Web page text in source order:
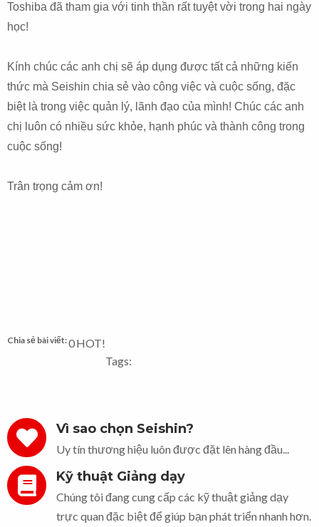
Toshiba đã tham gia với tinh thần rất tuyệt vời trong hai ngày
học!
Kính chúc các anh chị sẽ áp dụng được tất cả những kiến
thức mà Seishin chia sẻ vào công việc và cuộc sống, đặc
biệt là trong việc quản lý, lãnh đạo của mình! Chúc các anh
chị luôn có nhiều sức khỏe, hạnh phúc và thành công trong
cuộc sống!
Trân trọng cảm ơn!
Chia sẻ bài viết:0HOT!
Tags:
Vì sao chọn Seishin?
Uy tín thương hiệu luôn được đặt lên hàng đầu...
Kỹ thuật Giảng dạy
Chúng tôi đang cung cấp các kỹ thuật giảng dạy
trực quan đặc biệt để giúp bạn phát triển nhanh hơn.